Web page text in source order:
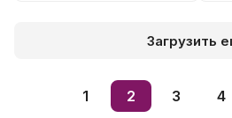
Загрузить
1 2 3 4